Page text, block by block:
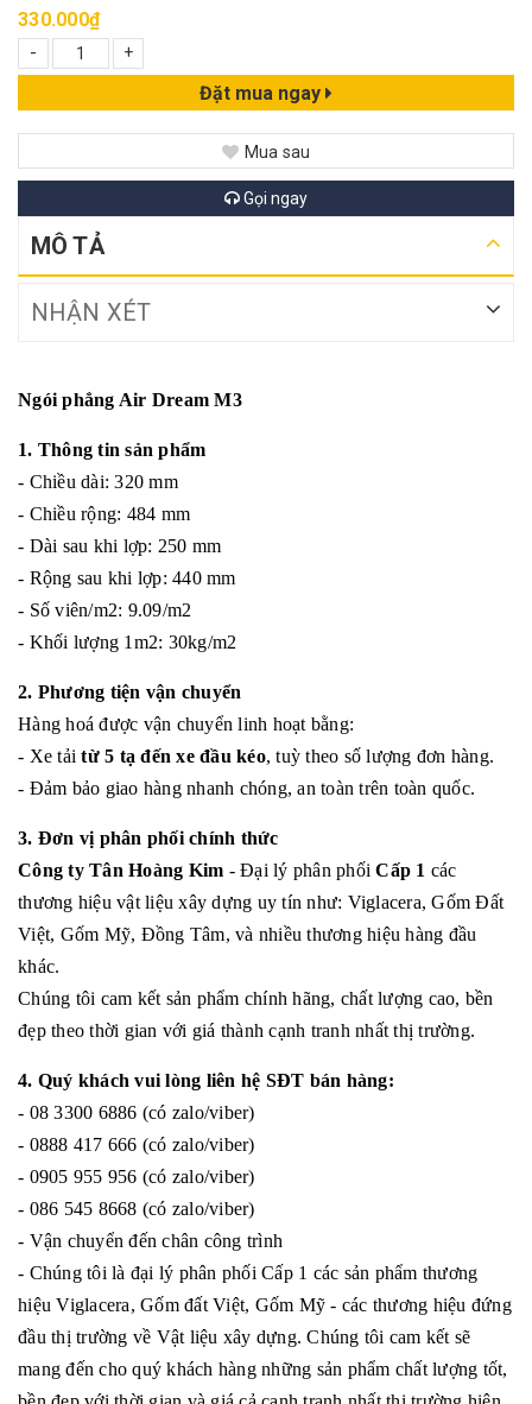
330.000₫
-
+
Đặt mua ngay
Mua sau
Gọi ngay
MÔ TẢ
NHẬN XÉT
Ngói phẳng Air Dream M3
1. Thông tin sản phẩm
- Chiều dài: 320 mm
- Chiều rộng: 484 mm
- Dài sau khi lợp: 250 mm
- Rộng sau khi lợp: 440 mm
- Số viên/m2: 9.09/m2
- Khối lượng 1m2: 30kg/m2
2. Phương tiện vận chuyển
Hàng hoá được vận chuyển linh hoạt bằng:
- Xe tảitừ 5 tạ đến xe đầu kéo, tuỳ theo số lượng đơn hàng.
- Đảm bảo giao hàng nhanh chóng, an toàn trên toàn quốc.
3. Đơn vị phân phối chính thức
Công ty Tân Hoàng Kim - Đại lý phân phối Cấp 1 các
thương hiệu vật liệu xây dựng uy tín như: Viglacera, Gốm Đất
Việt, Gốm Mỹ, Đồng Tâm, và nhiều thương hiệu hàng đầu
khác.
Chúng tôi cam kết sản phẩm chính hãng, chất lượng cao, bền
đẹp theo thời gian với giá thành cạnh tranh nhất thị trường.
4. Quý khách vui lòng liên hệ SĐT bán hàng:
- 08 3300 6886 (có zalo/viber)
- 0888 417 666 (có zalo/viber)
- 0905 955 956 (có zalo/viber)
- 086 545 8668 (có zalo/viber)
- Vận chuyển đến chân công trình
- Chúng tôi là đại lý phân phối Cấp 1 các sản phẩm thương
hiệu Viglacera, Gốm đất Việt, Gốm Mỹ - các thương hiệu đứng
đầu thị trường về Vật liệu xây dựng. Chúng tôi cam kết sẽ
mang đến cho quý khách hàng những sản phẩm chất lượng tốt,